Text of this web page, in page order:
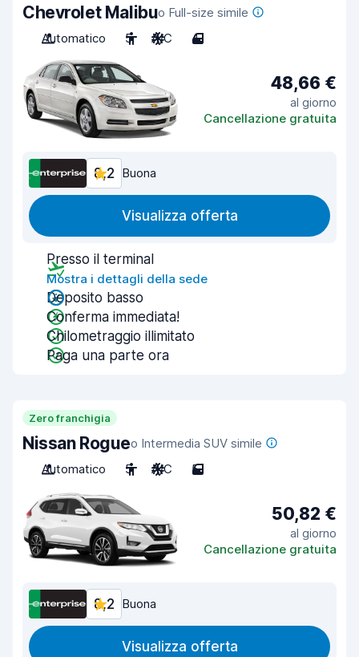
Chevrolet Malibuo Full-size simile
Automatico
5 A/C 4
48,66 €
al giorno
Cancellazione gratuita
8,2 Buona
Visualizza offerta
Presso il terminal
Mostra i dettagli della sede
Deposito basso
Conferma immediata!
Chilometraggio illimitato
Paga una parte ora
Zero franchigia
Nissan Rogueo Intermedia SUV simile
Automatico
5 A/C 5
50,82 €
al giorno
Cancellazione gratuita
8,2 Buona
Visualizza offerta